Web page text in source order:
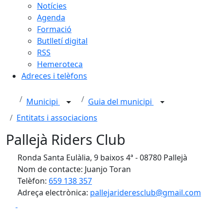
Notícies
Agenda
Formació
Butlletí digital
RSS
Hemeroteca
Adreces i telèfons
Municipi
Guia del municipi
Entitats i associacions
Pallejà Riders Club
Ronda Santa Eulàlia, 9 baixos 4ª - 08780 Pallejà
Nom de contacte: Juanjo Toran
Telèfon: 659 138 357
Adreça electrònica: pallejarideresclub@gmail.com